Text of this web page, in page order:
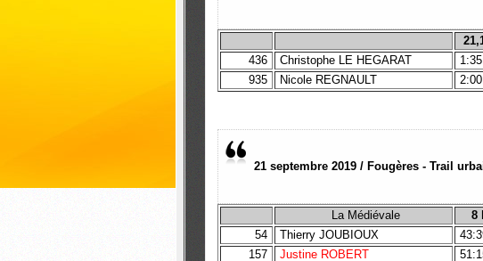
436
Christophe LE HEGARAT
935 Nicole REGNAULT
21 septembre 2019 / Fougères - Trail
La Médiévale 8
54
Thierry JOUBIOUX
157
Justine ROBERT